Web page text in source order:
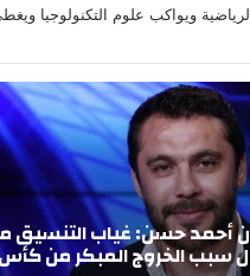
ويواكب علوم التكنولوجيا
أحمد حسن: غياب التنسيق
سبب الخروج المبكر من